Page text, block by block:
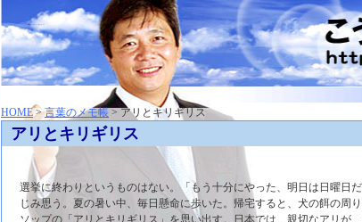
HOME>言葉のメモ帳 > アリとキリギリス
アリとキリギリス
選挙に終わりというものはない。「もう十分にやった、明日は日曜日
じみ思う。夏の暑い中、毎日懸命に歩いた。帰宅すると、犬の餌の周
ソップの「アリとキリギリス」を思い出す。日本では、親切なアリが